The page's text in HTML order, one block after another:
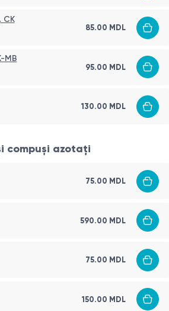
85.00 MDL
MB
95.00 MDL
130.00 MDL
compuși azotați
75.00 MDL
590.00 MDL
75.00 MDL
150.00 MDL